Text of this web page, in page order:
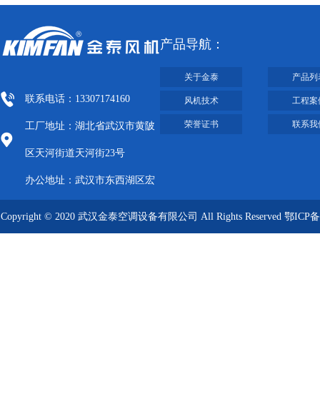
联系电话：13307174160
工厂地址：湖北省武汉市黄陂
区天河街道天河街23号
办公地址：武汉市东西湖区宏
2012
产品导航：
关于金泰 产品列
风机技术 工程案
荣誉证书 联系我
Copyright © 2020 武汉金泰空调设备有限公司 All Rights Reserved 鄂ICP备